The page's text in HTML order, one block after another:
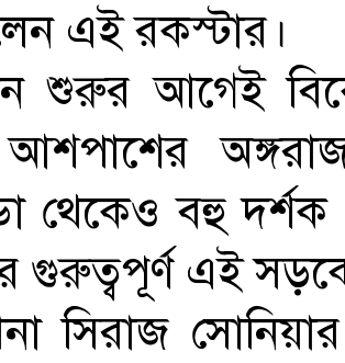
এই রকস্টার।
শুরুর আগেই
থেকেও বহু
গুরুত্বপূর্ণ এই
সিরাজ